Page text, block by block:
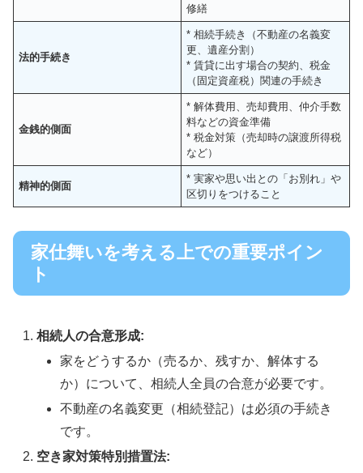
修繕
法的手続き
* 相続手続き（不動産の名義変
更、遺産分割）
* 賃貸に出す場合の契約、税金
（固定資産税）関連の手続き
金銭的側面
* 解体費用、売却費用、仲介手数
料などの資金準備
* 税金対策（売却時の譲渡所得税
など）
精神的側面
* 実家や思い出との「お別れ」や
区切りをつけること
家仕舞いを考える上での重要ポイン
ト
相続人の合意形成:
家をどうするか（売るか、残すか、解体する
か）について、相続人全員の合意が必要です。
不動産の名義変更（相続登記）は必須の手続き
です。
空き家対策特別措置法: